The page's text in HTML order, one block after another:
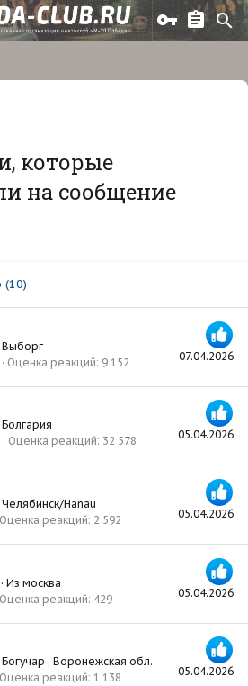
которые
на сообщение
(10)
07.04.2026
Выборг
Оценка реакций 9 152
05.04.2026
Болгария
Оценка реакций 32 578
05.04.2026
Челябинск/Hanau
Оценка реакций 2 592
05.04.2026
· Из москва
Оценка реакций 429
05.04.2026
Богучар , Воронежская обл.
Оценка реакций 1 138